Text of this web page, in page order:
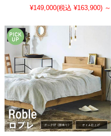
¥149,000(税込 ¥163,900) ～